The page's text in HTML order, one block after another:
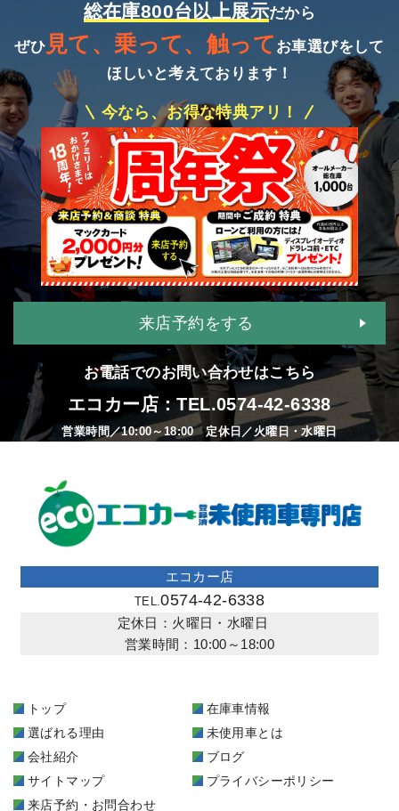
総在庫800台以上展示だから
ぜひ 見て、乗って、触って お車選びをして
ほしいと考えております！
今なら、お得な特典アリ！
来店予約をする
お電話でのお問い合わせはこちら
エコカー店：TEL.0574-42-6338
営業時間／10:00～18:00 定休日／火曜日・水曜日
エコカー店
TEL.0574-42-6338
定休日：火曜日・水曜日
営業時間：10:00～18:00
トップ
在庫車情報
選ばれる理由
未使用車とは
会社紹介
ブログ
サイトマップ
プライバシーポリシー
来店予約・お問合わせ